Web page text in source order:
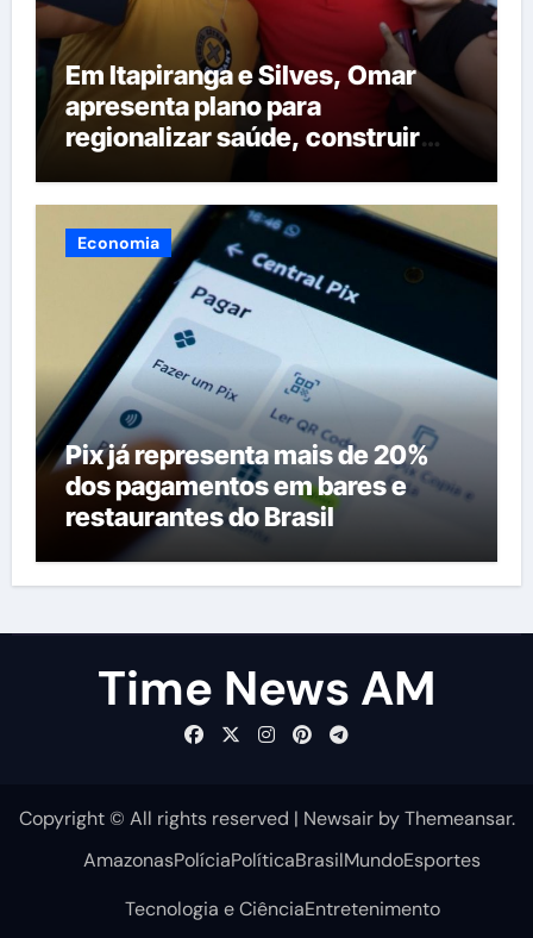
Em Itapiranga e Silves, Omar
apresenta plano para
regionalizar saúde, construir
maternidades e hospital regional
em Itacoatiara
Economia
Pix já representa mais de 20%
dos pagamentos em bares e
restaurantes do Brasil
Time News AM
Copyright © All rights reserved | NewsairbyThemeansar.
AmazonasPolíciaPolíticaBrasilMundoEsportes
Tecnologia e CiênciaEntretenimento